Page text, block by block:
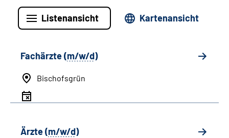
Listenansicht Kartenansicht
Fachärzte (m/w/d)
Bischofsgrün
Ärzte (m/w/d)